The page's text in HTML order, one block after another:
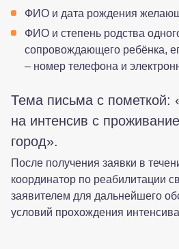
ФИО и дата рождения
ФИО и степень родства
сопровождающего ребёнка,
– номер телефона и
Тема письма с пометкой:
на интенсив с
город».
После получения заявки в
координатор по реабилитации
заявителем для дальнейшего
условий прохождения